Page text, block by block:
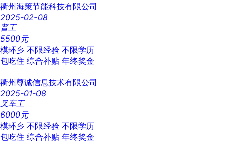
衢州海策节能科技有限公司
2025-02-08
普工
5500元
模环乡 不限经验 不限学历
包吃住 综合补贴 年终奖金
衢州尊诚信息技术有限公司
2025-01-08
叉车工
6000元
模环乡 不限经验 不限学历
包吃住 综合补贴 年终奖金